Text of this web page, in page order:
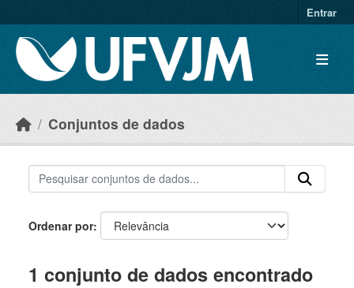
Entrar
Conjuntos de dados
Ordenar por
1 conjunto de dados encontrado